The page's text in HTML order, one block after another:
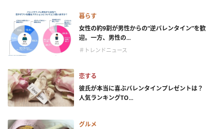
暮らす
女性の約9割が男性からの“逆バレンタイン”を歓
迎。一方、男性の...
＃トレンドニュース
恋する
彼氏が本当に喜ぶバレンタインプレゼントは？
人気ランキングTO...
グルメ